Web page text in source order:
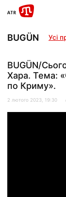
BUGÜN Усі
BUGÜN/
Хара. Тема:
по Криму».
2 лютого 2023, 19:30